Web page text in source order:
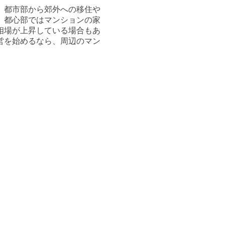
都市部から郊外への移住や
都心部ではマンションの家
場が上昇している場合もあ
を始めるなら、周辺のマン